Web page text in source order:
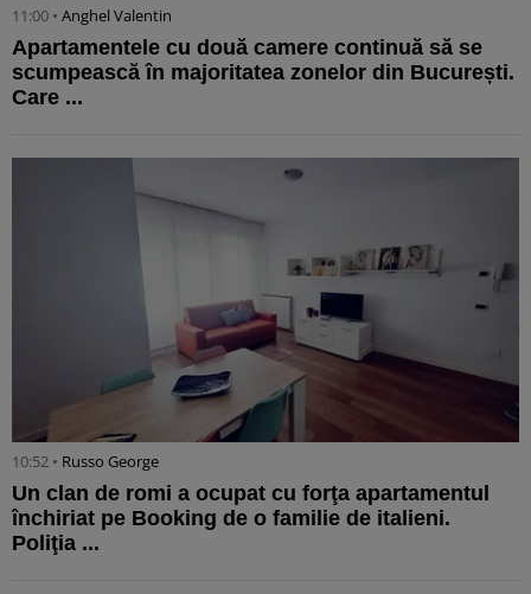
11:00 • Anghel Valentin
Apartamentele cu două camere continuă să se
scumpească în majoritatea zonelor din București.
Care ...
10:52 • Russo George
Un clan de romi a ocupat cu forţa apartamentul
închiriat pe Booking de o familie de italieni.
Poliţia ...